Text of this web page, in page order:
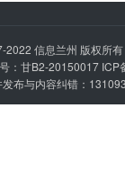
2022 信息兰州 版权所
：甘B2-20150017 ICP
发布与内容纠错：